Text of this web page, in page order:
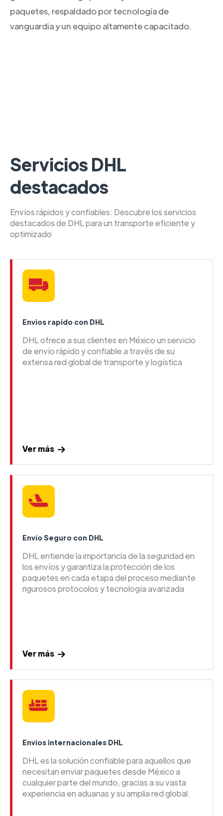
paquetes, respaldado por tecnología de
vanguardia y un equipo altamente capacitado.
Servicios DHL
destacados
Envíos rápidos y confiables: Descubre los servicios
destacados de DHL para un transporte eficiente y
optimizado
Envios rapido con DHL
DHL ofrece a sus clientes en México un servicio
de envío rápido y confiable a través de su
extensa red global de transporte y logística
Ver más
Envío Seguro con DHL
DHL entiende la importancia de la seguridad en
los envíos y garantiza la protección de los
paquetes en cada etapa del proceso mediante
rigurosos protocolos y tecnología avanzada
Ver más
Envios internacionales DHL
DHL es la solución confiable para aquellos que
necesitan enviar paquetes desde México a
cualquier parte del mundo, gracias a su vasta
experiencia en aduanas y su amplia red global.